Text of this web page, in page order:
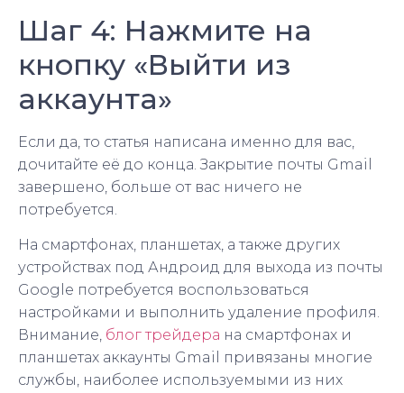
Шаг 4: Нажмите на
кнопку «Выйти из
аккаунта»
Если да, то статья написана именно для вас,
дочитайте её до конца. Закрытие почты Gmail
завершено, больше от вас ничего не
потребуется.
На смартфонах, планшетах, а также других
устройствах под Андроид для выхода из почты
Google потребуется воспользоваться
настройками и выполнить удаление профиля.
Внимание, блог трейдера на смартфонах и
планшетах аккаунты Gmail привязаны многие
службы, наиболее используемыми из них